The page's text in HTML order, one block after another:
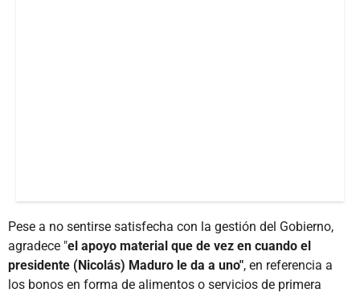
Pese a no sentirse satisfecha con la gestión del Gobierno,
agradece "el apoyo material que de vez en cuando el
presidente (Nicolás) Maduro le da a uno", en referencia a
los bonos en forma de alimentos o servicios de primera